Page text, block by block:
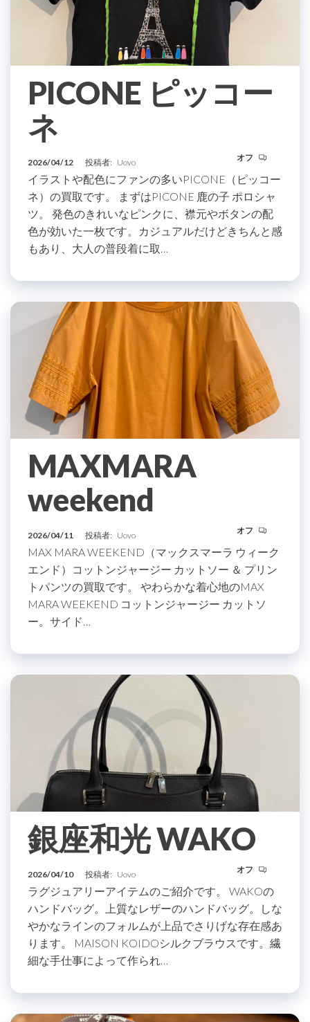
PICONE ピッコー
ネ
2026/04/12 投稿者: Uovo オフ
イラストや配色にファンの多いPICONE（ピッコー
ネ）の買取です。 まずはPICONE 鹿の子 ポロシャ
ツ。 発色のきれいなピンクに、襟元やボタンの配
色が効いた一枚です。カジュアルだけどきちんと感
もあり、大人の普段着に取…
MAXMARA
weekend
2026/04/11 投稿者: Uovo オフ
MAX MARA WEEKEND（マックスマーラ ウィーク
エンド）コットンジャージー カットソー ＆ プリン
トパンツの買取です。 やわらかな着心地のMAX
MARA WEEKEND コットンジャージー カットソ
ー。サイド…
銀座和光 WAKO
2026/04/10 投稿者: Uovo オフ
ラグジュアリーアイテムのご紹介です。 WAKOの
ハンドバッグ。上質なレザーのハンドバッグ。しな
やかなラインのフォルムが上品でさりげな存在感あ
ります。 MAISON KOIDOシルクブラウスです。繊
細な手仕事によって作られ…